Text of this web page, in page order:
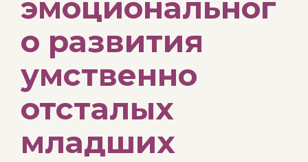
эмоциональног
о развития
умственно
отсталых
младших